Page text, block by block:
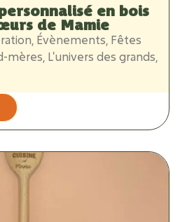
en bois
de Mamie
Évènements Fêtes
mères L'univers des grands